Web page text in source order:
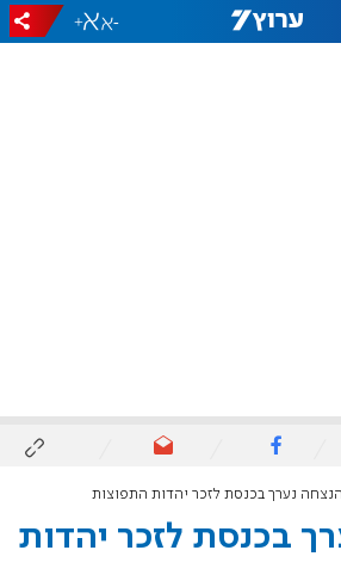
-
+
הנצחה נערך בכנסת לזכר יהדות התפוצות
בכנסת לזכר יהדות